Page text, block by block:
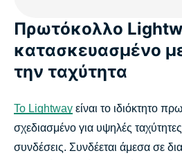
Πρωτόκολλο
κατασκευασμένο
την ταχύτητα
Το Lightway είναι το ιδιόκτητο
σχεδιασμένο για υψηλές
συνδέσεις. Συνδέεται άμεσα σε